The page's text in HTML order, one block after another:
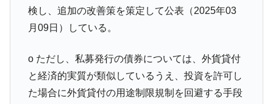
『Money1』
【米韓激突案件】韓国消費者院が『クーパ
ン』1人当たり賠償10万ウォンを認定 ⇒ 総額3兆7,000億
『Money1』
韓国型イージス搭載の次世代駆逐艦
「KDDX」1番艦、2032年竣工と公示
『Money1』
【対日本円】ウォン安が急進！ 日米の協調
検し、追加の改善策を策定して公表（2025年03
月09日）している。
o ただし、私募発行の債券については、外貨貸付
と経済的実質が類似しているうえ、投資を許可し
た場合に外貨貸付の用途制限規制を回避する手段